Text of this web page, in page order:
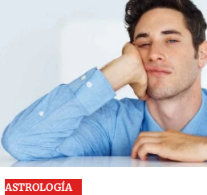
ASTROLOGÍA